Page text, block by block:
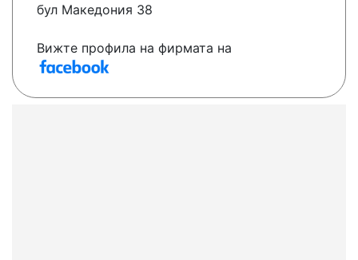
бул Македония 38
Вижте профила на фирмата на